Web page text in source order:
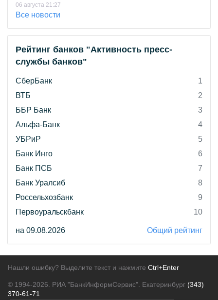
06 августа 21:27
Все новости
Рейтинг банков "Активность пресс-
службы банков"
СберБанк
1
ВТБ
2
ББР Банк
3
Альфа-Банк
4
УБРиР
5
Банк Инго
6
Банк ПСБ
7
Банк Уралсиб
8
Россельхозбанк
9
Первоуральскбанк
10
на 09.08.2026 Общий рейтинг
Нашли ошибку? Выделите текст и нажмите Ctrl+Enter
© 1994-2026. РИА "БанкИнформСервис". Екатеринбург (343)
370-61-71